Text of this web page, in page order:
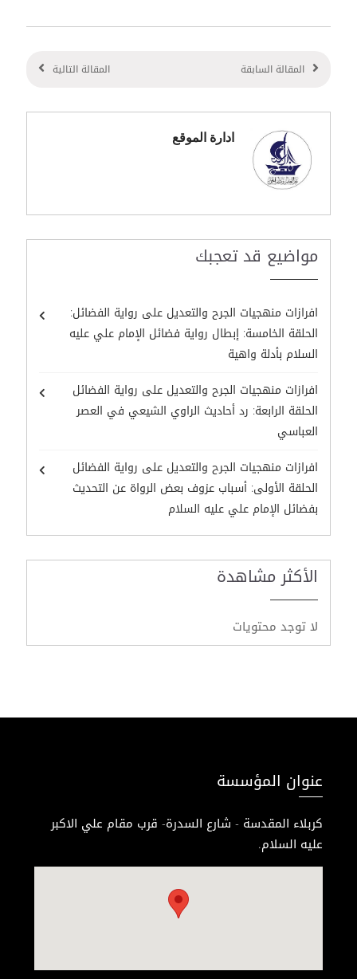
المقالة السابقة المقالة التالية
ادارة الموقع
مواضيع قد تعجبك
افرازات منهجيات الجرح والتعديل على رواية الفضائل:
الحلقة الخامسة: إبطال رواية فضائل الإمام علي عليه
السلام بأدلة واهية
افرازات منهجيات الجرح والتعديل على رواية الفضائل
الحلقة الرابعة: رد أحاديث الراوي الشيعي في العصر
العباسي
افرازات منهجيات الجرح والتعديل على رواية الفضائل
الحلقة الأولى: أسباب عزوف بعض الرواة عن التحديث
بفضائل الإمام علي عليه السلام
الأكثر مشاهدة
لا توجد محتويات
عنوان المؤسسة
كربلاء المقدسة - شارع السدرة- قرب مقام علي الاكبر
عليه السلام.